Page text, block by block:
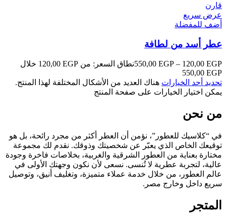
قارن
عرض سريع
أضف للمفضلة
عطر أسد من لطافة
120,00 EGP
–
550,00 EGP
نطاق السعر: من ⁦120,00 EGP⁩ خلال
تحديد أحد الخيارات هناك العديد من الأشكال المختلفة لهذا المنتج.
يمكن اختيار الخيارات على صفحة المنتج
من نحن
في “كلاسيك للعطور”، نؤمن أن العطر أكثر من مجرد رائحة، بل هو
توقيعك الخاص الذي يعبّر عن شخصيتك وذوقك. نقدم لك مجموعة
مختارة بعناية من العطور الشرقية والغربية، بخلاصات فاخرة وجودة
عالية، لتجربة عطرية لا تُنسى. نسعى لأن نكون وجهتك الأولى في
عالم العطور، من خلال خدمة عملاء متميزة، وتغليف أنيق، وتوصيل
سريع داخل وخارج مصر.
المتجر